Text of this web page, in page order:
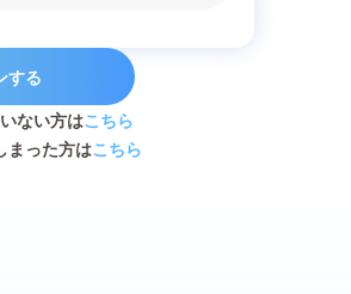
する
ない方はこちら
まった方はこちら